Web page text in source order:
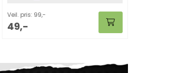
Veil. pris: 99,-
49,-